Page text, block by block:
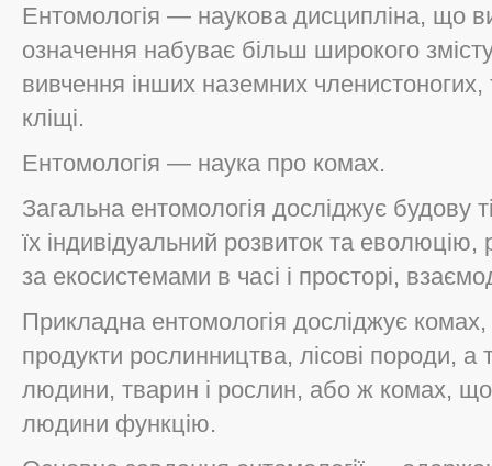
Ентомологія — наукова дисципліна, що
означення набуває більш широкого
вивчення інших наземних членистоногих,
кліщі.
Ентомологія — наука про комах.
Загальна ентомологія досліджує будову
їх індивідуальний розвиток та еволюцію,
за екосистемами в часі і просторі,
Прикладна ентомологія досліджує
продукти рослинництва, лісові породи, а
людини, тварин і рослин, або ж комах,
людини функцію.